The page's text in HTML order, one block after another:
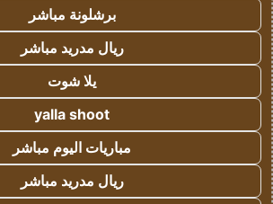
برشلونة مباشر
ريال مدريد مباشر
يلا شوت
yalla shoot
مباريات اليوم مباشر
ريال مدريد مباشر